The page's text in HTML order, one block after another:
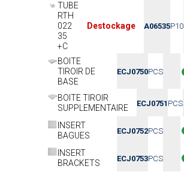
TUBE
RTH
022
35
+C
Destockage A06535P10
BOITE
TIROIR DE
BASE
ECJ0750PCS
BOITE TIROIR
SUPPLEMENTAIRE
ECJ0751 PCS
INSERT
BAGUES
ECJ0752PCS
INSERT
BRACKETS
ECJ0753PCS